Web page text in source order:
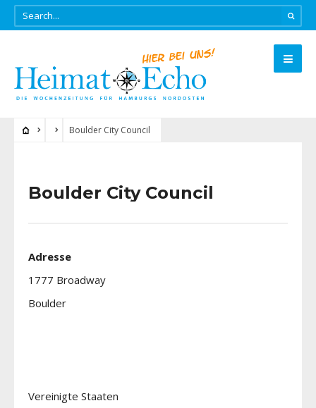
Boulder City Council
Boulder City Council
Adresse
1777 Broadway
Boulder
Vereinigte Staaten